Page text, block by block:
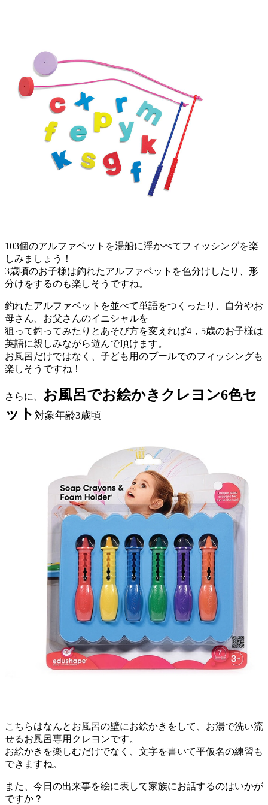
103個のアルファベットを湯船に浮かべてフィッシングを楽
しみましょう！
3歳頃のお子様は釣れたアルファベットを色分けしたり、形
分けをするのも楽しそうですね。
釣れたアルファベットを並べて単語をつくったり、自分やお
母さん、お父さんのイニシャルを
狙って釣ってみたりとあそび方を変えれば4，5歳のお子様は
英語に親しみながら遊んで頂けます。
お風呂だけではなく、子ども用のプールでのフィッシングも
楽しそうですね！
さらに、
お風呂でお絵かきクレヨン6色セ
ット 対象年齢3歳頃
こちらはなんとお風呂の壁にお絵かきをして、お湯で洗い流
せるお風呂専用クレヨンです。
お絵かきを楽しむだけでなく、文字を書いて平仮名の練習も
できますね。
また、今日の出来事を絵に表して家族にお話するのはいかが
ですか？